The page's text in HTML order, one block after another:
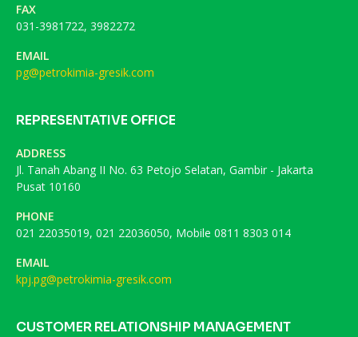
FAX
031-3981722, 3982272
EMAIL
pg@petrokimia-gresik.com
REPRESENTATIVE OFFICE
ADDRESS
Jl. Tanah Abang II No. 63 Petojo Selatan, Gambir - Jakarta
Pusat 10160
PHONE
021 22035019, 021 22036050, Mobile 0811 8303 014
EMAIL
kpj.pg@petrokimia-gresik.com
CUSTOMER RELATIONSHIP MANAGEMENT